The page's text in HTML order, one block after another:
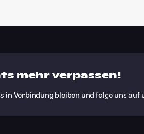
mehr verpassen!
in Verbindung bleiben und folge uns